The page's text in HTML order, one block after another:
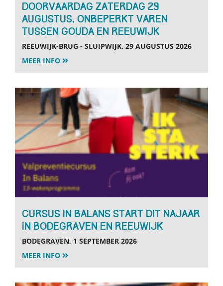
Doorvaardag zaterdag 29
augustus, onbeperkt varen
tussen Gouda en Reeuwijk
REEUWIJK-BRUG - SLUIPWIJK, 29 AUGUSTUS 2026
MEER INFO
Cursus in Balans start dit najaar
in Bodegraven en Reeuwijk
BODEGRAVEN, 1 SEPTEMBER 2026
MEER INFO